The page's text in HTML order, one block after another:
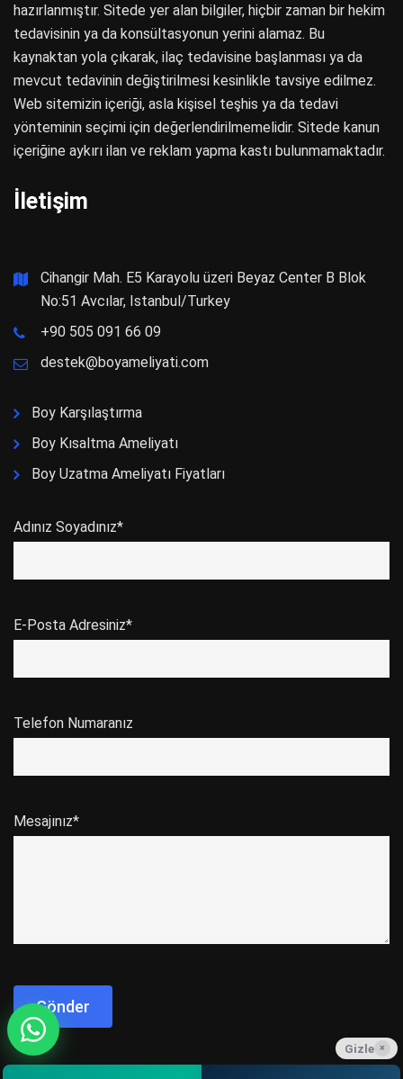
hazırlanmıştır. Sitede yer alan bilgiler, hiçbir zaman bir hekim
tedavisinin ya da konsültasyonun yerini alamaz. Bu
kaynaktan yola çıkarak, ilaç tedavisine başlanması ya da
mevcut tedavinin değiştirilmesi kesinlikle tavsiye edilmez.
Web sitemizin içeriği, asla kişisel teşhis ya da tedavi
yönteminin seçimi için değerlendirilmemelidir. Sitede kanun
içeriğine aykırı ilan ve reklam yapma kastı bulunmamaktadır.
İletişim
Cihangir Mah. E5 Karayolu üzeri Beyaz Center B Blok
No:51 Avcılar, Istanbul/Turkey
+90 505 091 66 09
destek@boyameliyati.com
Boy Karşılaştırma
Boy Kısaltma Ameliyatı
Boy Uzatma Ameliyatı Fiyatları
Adınız Soyadınız*
E-Posta Adresiniz*
Telefon Numaranız
Mesajınız*
Gizle ×